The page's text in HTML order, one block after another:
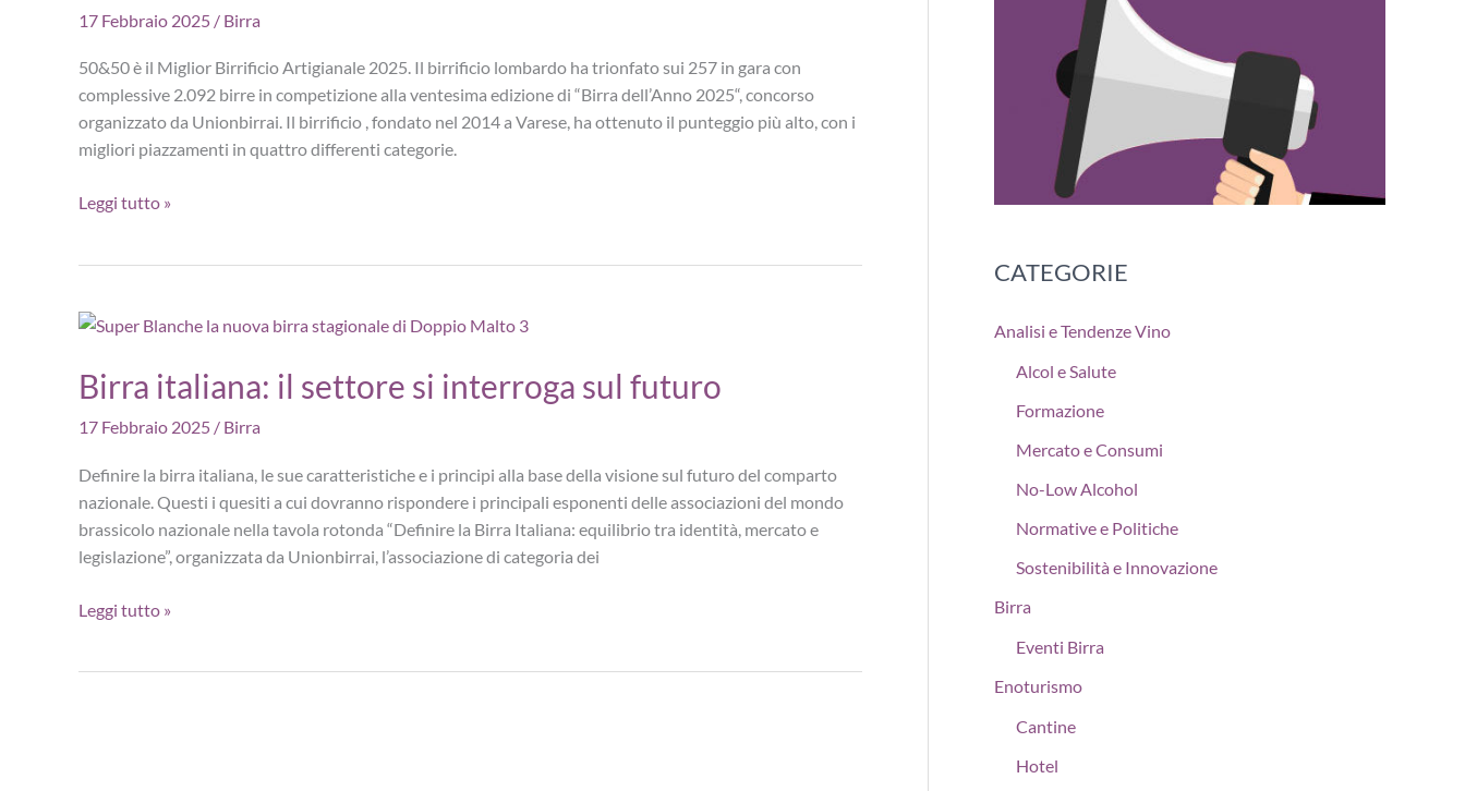
venduti
Catawiki
nel
2024
17 Febbraio 2025 / Birra
50&50 è il Miglior Birrificio Artigianale 2025. Il birrificio lombardo ha trionfato sui 257 in gara con
complessive 2.092 birre in competizione alla ventesima edizione di “Birra dell’Anno 2025“, concorso
organizzato da Unionbirrai. Il birrificio , fondato nel 2014 a Varese, ha ottenuto il punteggio più alto, con i
migliori piazzamenti in quattro differenti categorie.
50&50
Birrificio
Artigianale
Leggi tutto »
Birra italiana: il settore si interroga sul futuro
17 Febbraio 2025 / Birra
Definire la birra italiana, le sue caratteristiche e i principi alla base della visione sul futuro del comparto
nazionale. Questi i quesiti a cui dovranno rispondere i principali esponenti delle associazioni del mondo
brassicolo nazionale nella tavola rotonda “Definire la Birra Italiana: equilibrio tra identità, mercato e
legislazione”, organizzata da Unionbirrai, l’associazione di categoria dei
Birra
Leggi tutto »
CATEGORIE
Analisi e Tendenze Vino
Alcol e Salute
Formazione
Mercato e Consumi
No-Low Alcohol
Normative e Politiche
Sostenibilità e Innovazione
Birra
Eventi Birra
Enoturismo
Cantine
Hotel